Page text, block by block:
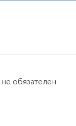
обязателен.